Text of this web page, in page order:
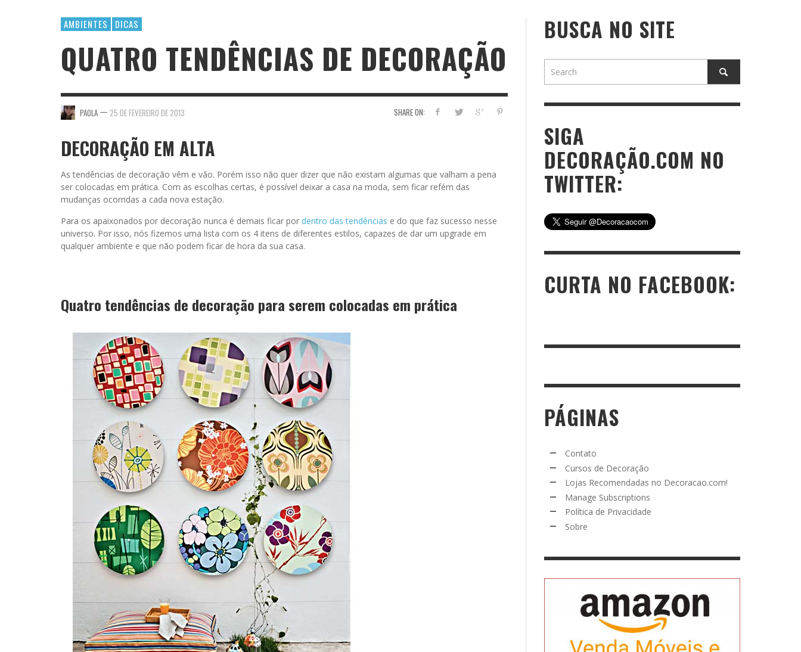
AMBIENTES DICAS
QUATRO TENDÊNCIAS DE DECORAÇÃO
SHARE ON:
PAOLA — 25 DE FEVEREIRO DE 2013
DECORAÇÃO EM ALTA
As tendências de decoração vêm e vão. Porém isso não quer dizer que não existam algumas que valham a pena
ser colocadas em prática. Com as escolhas certas, é possível deixar a casa na moda, sem ficar refém das
mudanças ocorridas a cada nova estação.
Para os apaixonados por decoração nunca é demais ficar por dentro das tendências e do que faz sucesso nesse
universo. Por isso, nós fizemos uma lista com os 4 itens de diferentes estilos, capazes de dar um upgrade em
qualquer ambiente e que não podem ficar de hora da sua casa.
Quatro tendências de decoração para serem colocadas em prática
BUSCA NO SITE
SIGA
DECORAÇÃO.COM NO
TWITTER:
CURTA NO FACEBOOK:
PÁGINAS
Contato
Cursos de Decoração
Lojas Recomendadas no Decoracao.com!
Manage Subscriptions
Política de Privacidade
Sobre